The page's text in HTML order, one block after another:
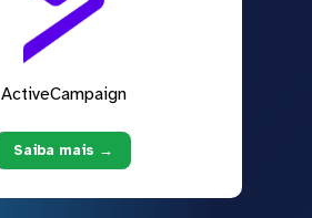
ActiveCampaign
Saiba mais →